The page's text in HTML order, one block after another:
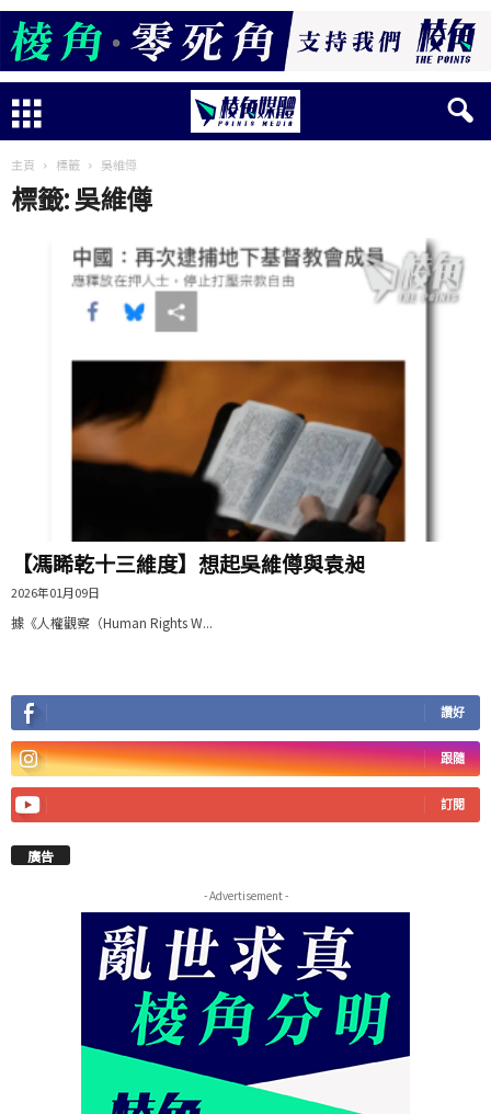
主頁 標籤 吳維僔
標籤: 吳維僔
【馮睎乾十三維度】想起吳維僔與袁昶
2026年01月09日
據《人權觀察（Human Rights W...
讚好
跟隨
訂閱
廣告
- Advertisement -